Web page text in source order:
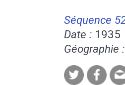
Séquence
Date : 1935
Géographie :